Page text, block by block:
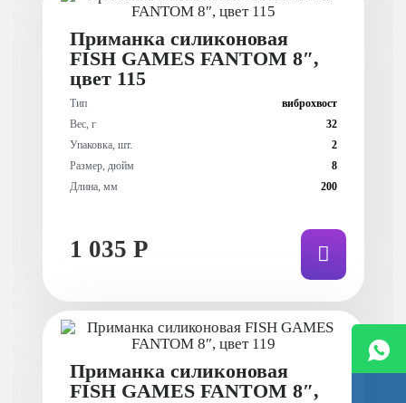
Приманка силиконовая
FISH GAMES FANTOM 8″,
цвет 115
Тип
виброхвост
Вес, г
32
Упаковка, шт.
2
Размер, дюйм
8
Длина, мм
200
1 035 Р
Приманка силиконовая
FISH GAMES FANTOM 8″,